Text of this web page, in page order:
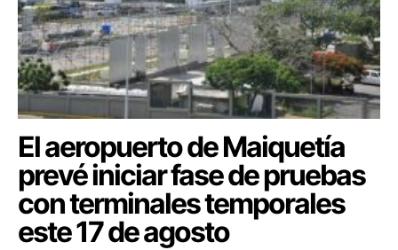
El aeropuerto de Maiquetía
prevé iniciar fase de pruebas
con terminales temporales
este 17 de agosto